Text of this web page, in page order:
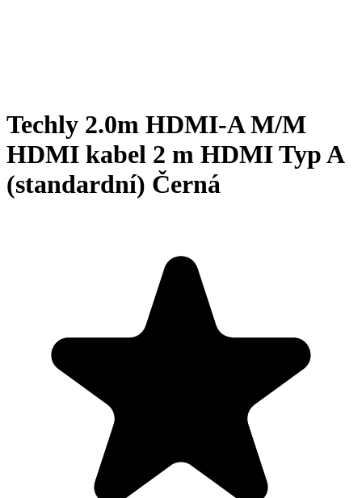
Techly 2.0m HDMI-A M/M
HDMI kabel 2 m HDMI Typ A
(standardní) Černá